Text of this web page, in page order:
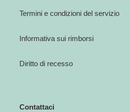
Termini e condizioni del servizio
Informativa sui rimborsi
Diritto di recesso
Contattaci